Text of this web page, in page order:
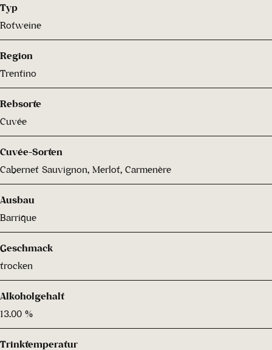
Typ
Rotweine
Region
Trentino
Rebsorte
Cuvée
Cuvée-Sorten
Cabernet Sauvignon, Merlot, Carmenère
Ausbau
Barrique
Geschmack
trocken
Alkoholgehalt
13.00 %
Trinktemperatur